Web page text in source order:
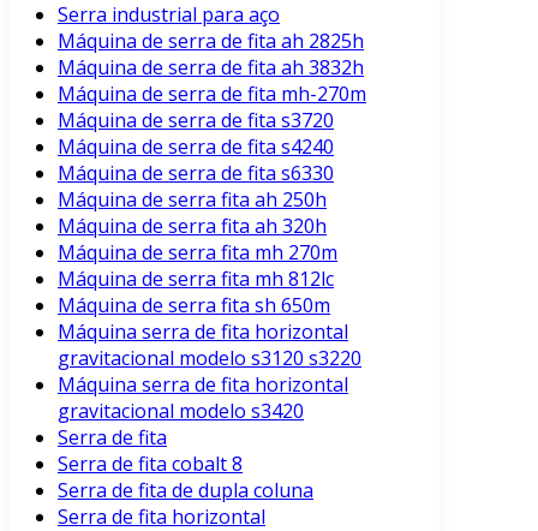
Serra industrial para aço
Máquina de serra de fita ah 2825h
Máquina de serra de fita ah 3832h
Máquina de serra de fita mh-270m
Máquina de serra de fita s3720
Máquina de serra de fita s4240
Máquina de serra de fita s6330
Máquina de serra fita ah 250h
Máquina de serra fita ah 320h
Máquina de serra fita mh 270m
Máquina de serra fita mh 812lc
Máquina de serra fita sh 650m
Máquina serra de fita horizontal
gravitacional modelo s3120 s3220
Máquina serra de fita horizontal
gravitacional modelo s3420
Serra de fita
Serra de fita cobalt 8
Serra de fita de dupla coluna
Serra de fita horizontal